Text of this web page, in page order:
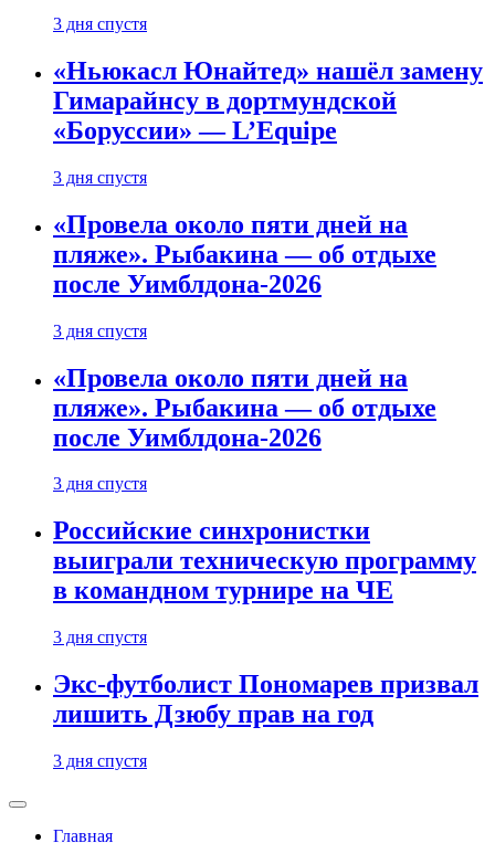
3 дня спустя
«Ньюкасл Юнайтед» нашёл замену
Гимарайнсу в дортмундской
«Боруссии» — L’Equipe
3 дня спустя
«Провела около пяти дней на
пляже». Рыбакина — об отдыхе
после Уимблдона-2026
3 дня спустя
«Провела около пяти дней на
пляже». Рыбакина — об отдыхе
после Уимблдона-2026
3 дня спустя
Российские синхронистки
выиграли техническую программу
в командном турнире на ЧЕ
3 дня спустя
Экс-футболист Пономарев призвал
лишить Дзюбу прав на год
3 дня спустя
Главная